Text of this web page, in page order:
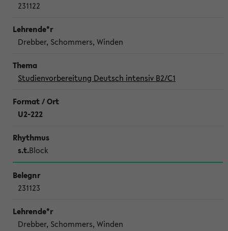
231122
Drebber, Schommers, Winden
Studienvorbereitung Deutsch intensiv B2/C1
U2-222
s.t.Block
231123
Drebber, Schommers, Winden